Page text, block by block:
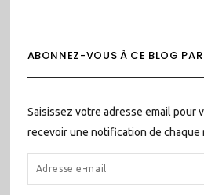
ABONNEZ-VOUS À CE BLOG
Saisissez votre adresse email pour
recevoir une notification de chaque
ADRESSE
E-